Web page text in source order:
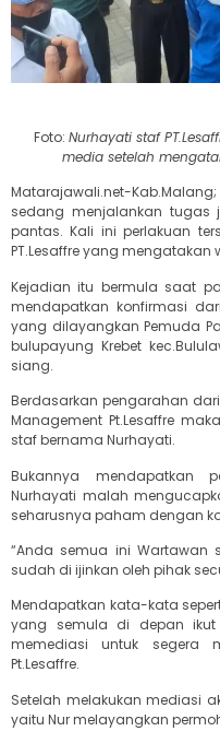
Foto: Nurhayati staf
media setelah
Matarajawali.net-
sedang menjalankan tugas
pantas. Kali ini perlakuan
PT.Lesaffre yang mengatakan
Kejadian itu bermula saat
mendapatkan konfirmasi
yang dilayangkan Pemuda
bulupayung Krebet
siang.
Berdasarkan pengarahan
Management Pt.Lesaffre
staf bernama Nurhayati.
Bukannya mendapatkan
Nurhayati malah
seharusnya paham dengan
“Anda semua ini Wartawan
sudah di ijinkan oleh pihak
Mendapatkan kata-kata
yang semula di depan
memediasi untuk segera
Pt.Lesaffre.
Setelah melakukan mediasi
yaitu Nur melayangkan